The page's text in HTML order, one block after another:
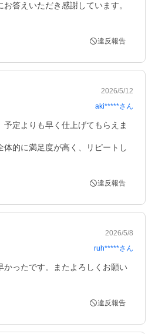
答えいただき感謝しています。
違反報告
2026/5/12
aki*****さん
予定よりも早く仕上げてもらえま
体的に満足度が高く、リピートし
違反報告
2026/5/8
ruh*****さん
かったです。またよろしくお願い
違反報告